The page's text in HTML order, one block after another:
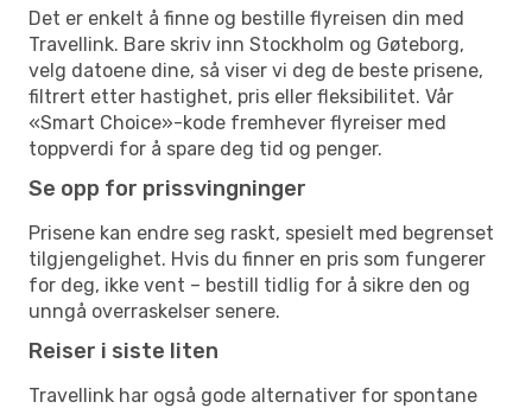
Det er enkelt å finne og bestille flyreisen din med
Travellink. Bare skriv inn Stockholm og Gøteborg,
velg datoene dine, så viser vi deg de beste prisene,
filtrert etter hastighet, pris eller fleksibilitet. Vår
«Smart Choice»-kode fremhever flyreiser med
toppverdi for å spare deg tid og penger.
Se opp for prissvingninger
Prisene kan endre seg raskt, spesielt med begrenset
tilgjengelighet. Hvis du finner en pris som fungerer
for deg, ikke vent – bestill tidlig for å sikre den og
unngå overraskelser senere.
Reiser i siste liten
Travellink har også gode alternativer for spontane